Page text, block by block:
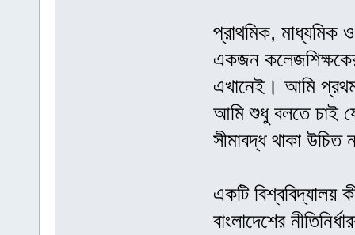
প্রাথমিক, মাধ্যমিক
একজন কলেজশিক্ষকের
এখানেই। আমি
আমি শুধু বলতে চাই
সীমাবদ্ধ থাকা উচিত
একটি বিশ্ববিদ্যালয়
বাংলাদেশের